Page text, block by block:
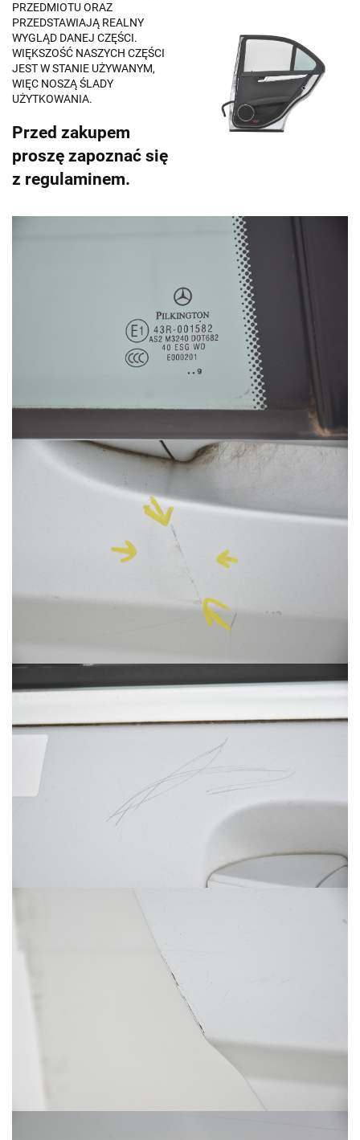
PRZEDMIOTU ORAZ
PRZEDSTAWIAJĄ REALNY
WYGLĄD DANEJ CZĘŚCI.
WIĘKSZOŚĆ NASZYCH CZĘŚCI
JEST W STANIE UŻYWANYM,
WIĘC NOSZĄ ŚLADY
UŻYTKOWANIA.
Przed zakupem
proszę zapoznać się
z regulaminem.